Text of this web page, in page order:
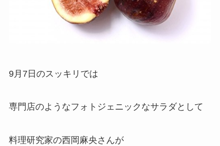
9月7日のスッキリでは
専門店のようなフォトジェニックなサラダとして
料理研究家の西岡麻央さんが